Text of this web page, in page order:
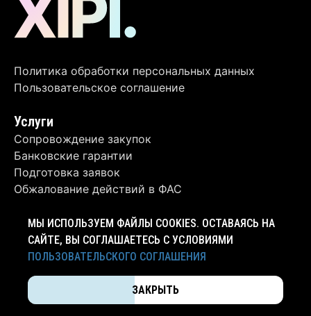
Политика обработки персональных данных
Пользовательское соглашение
Услуги
Сопровождение закупок
Банковские гарантии
Подготовка заявок
Обжалование действий в ФАС
Контакты
+7 (4012) 63-62-06
Калининград, ул. Ручейная, д. 2А, оф. 2
МЫ ИСПОЛЬЗУЕМ ФАЙЛЫ COOKIES. ОСТАВАЯСЬ НА
САЙТЕ, ВЫ СОГЛАШАЕТЕСЬ С УСЛОВИЯМИ
ПОЛЬЗОВАТЕЛЬСКОГО СОГЛАШЕНИЯ
ЗАКРЫТЬ